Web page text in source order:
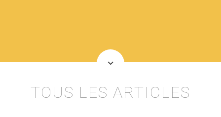
keyboard_arrow_down
TOUS LES ARTICLES